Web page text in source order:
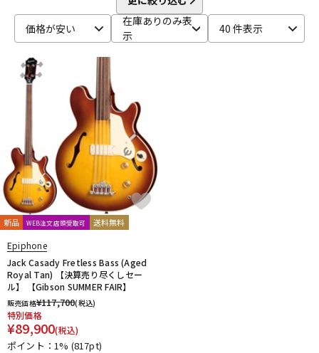
価格が安い
在庫ありのみ表
示
40 件表示
新品 WEB注文店頭受取可 送料無料
Epiphone
Jack Casady Fretless Bass (Aged
Royal Tan) 【決算売り尽くしセー
ル】 【Gibson SUMMER FAIR】
販売価格¥117,700(税込)
特別価格
¥89,900(税込)
ポイント：1% (817pt)